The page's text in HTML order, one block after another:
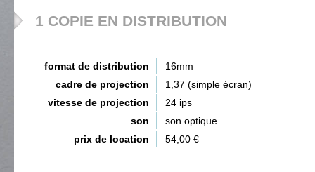
1 COPIE EN DISTRIBUTION
format de distribution
16mm
cadre de projection
1,37 (simple écran)
vitesse de projection
24 ips
son
son optique
prix de location
54,00 €